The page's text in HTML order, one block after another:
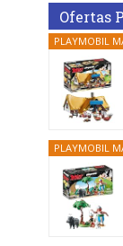
Ofertas
PLAYMOBIL
PLAYMOBIL